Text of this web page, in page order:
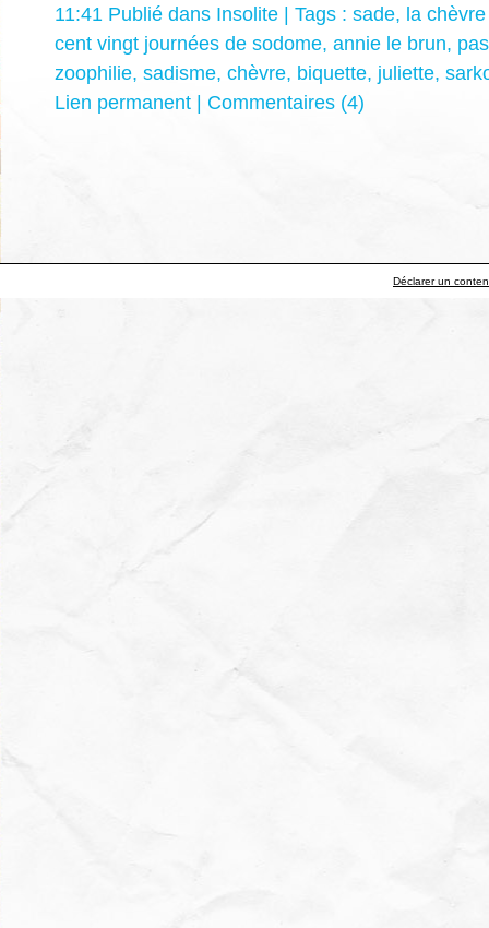
11:41 Publié dans Insolite | Tags : sade, la chèvre
cent vingt journées de sodome, annie le brun,
zoophilie, sadisme, chèvre, biquette, juliette,
Lien permanent | Commentaires (4)
Déclarer un